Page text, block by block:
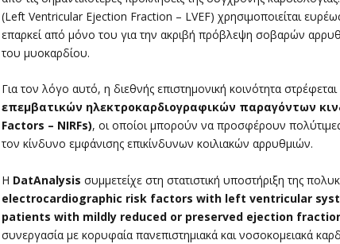
(Left Ventricular Ejection Fraction – LVEF) χρησιμοποιείται
επαρκεί από μόνο του για την ακριβή πρόβλεψη σοβαρών
του μυοκαρδίου.
Για τον λόγο αυτό, η διεθνής επιστημονική κοινότητα
επεμβατικών ηλεκτροκαρδιογραφικών παραγόντων
Factors – NIRFs), οι οποίοι μπορούν να προσφέρουν
τον κίνδυνο εμφάνισης επικίνδυνων κοιλιακών αρρυθμιών.
Η DatAnalysis συμμετείχε στη στατιστική υποστήριξη της
electrocardiographic risk factors with left ventricular
patients with mildly reduced or preserved ejection
συνεργασία με κορυφαία πανεπιστημιακά και νοσοκομειακά